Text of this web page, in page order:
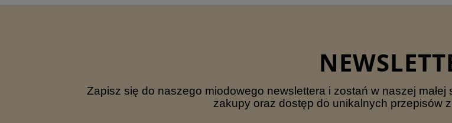
Zapisz się do naszego miodowego newslettera i zostań w naszej
zakupy oraz dostęp do unikalnych przepisów